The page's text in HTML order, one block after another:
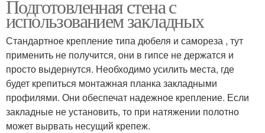
Подготовленная стена с
использованием закладных
Стандартное крепление типа дюбеля и самореза , тут
применить не получится, они в гипсе не держатся и
просто выдернутся. Необходимо усилить места, где
будет крепиться монтажная планка закладными
профилями. Они обеспечат надежное крепление. Если
закладные не установить, то при натяжении полотно
может вырвать несущий крепеж.